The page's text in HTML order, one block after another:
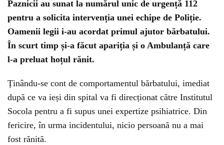
Paznicii au sunat la numărul unic de urgență 112
pentru a solicita intervenția unei echipe de Poliție.
Oamenii legii i-au acordat primul ajutor bărbatului.
În scurt timp și-a făcut apariția și o Ambulanță care
l-a preluat hoțul rănit.
Ținându-se cont de comportamentul bărbatului, imediat
după ce va ieși din spital va fi direcționat către Institutul
Socola pentru a fi supus unei expertize psihiatrice. Din
fericire, în urma incidentului, nicio persoană nu a mai
fost rănită.